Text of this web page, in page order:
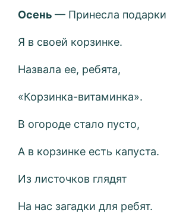
Осень— Принесла подарки
Я в своей корзинке.
Назвала ее, ребята,
«Корзинка-витаминка».
В огороде стало пусто,
А в корзинке есть капуста.
Из листочков глядят
На нас загадки для ребят.